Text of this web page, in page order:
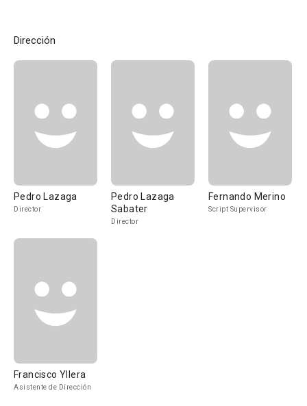
Dirección
Pedro Lazaga
Director
Pedro Lazaga
Sabater
Director
Fernando Merino
Script Supervisor
Francisco Yllera
Asistente de Dirección